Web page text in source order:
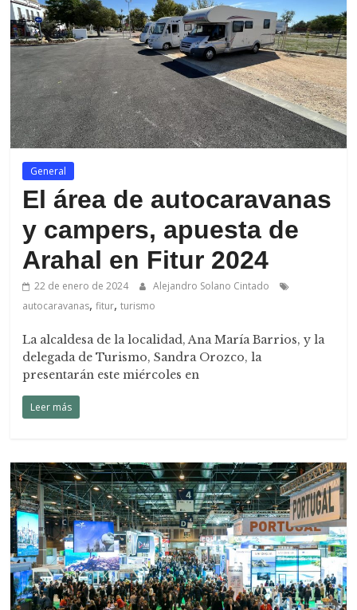
Arahal
General
El área de autocaravanas
y campers, apuesta de
Arahal en Fitur 2024
22 de enero de 2024
Alejandro Solano Cintado
autocaravanas,fitur,turismo
La alcaldesa de la localidad, Ana María Barrios, y la
delegada de Turismo, Sandra Orozco, la
presentarán este miércoles en
Leer más